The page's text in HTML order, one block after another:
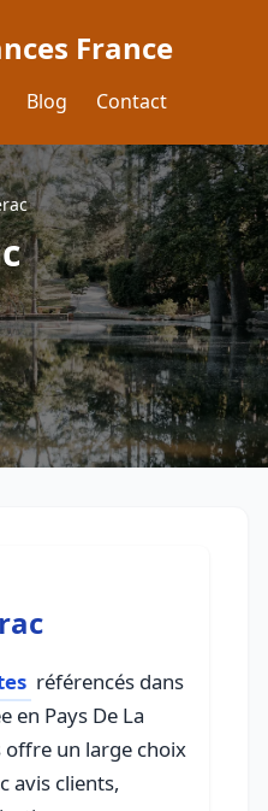
France
Blog Contact
référencés dans
en Pays De La
offre un large choix
avis clients,